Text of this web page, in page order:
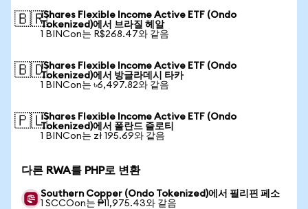
🇧🇷iShares Flexible Income Active ETF (Ondo
Tokenized)에서 브라질 헤알
1 BINCon는 R$268.47와 같음
🇧🇩iShares Flexible Income Active ETF (Ondo
Tokenized)에서 방글라데시 타카
1 BINCon는 ৳6,497.82와 같음
🇵🇱iShares Flexible Income Active ETF (Ondo
Tokenized)에서 폴란드 즐로티
1 BINCon는 zł 195.69와 같음
다른 RWA를 PHP로 변환
Southern Copper (Ondo Tokenized)에서 필리핀 페소
1 SCCOon는 ₱11,975.43와 같음